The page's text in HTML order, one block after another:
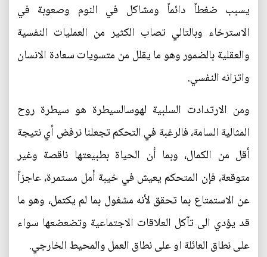
يسبب ضغطاً دائماً ومشاكل في النوم وصعوبة في
الاسترخاء وبالتالي تصاب الكثير من العمليات النفسية
والعقلية بالضمور وهو ما يقلل من متسويات سعادة الانسان
واتزانه النفسي.
ومن الارتدادت السلبية لهوسالسيطرة هو سيطرة روح
المثالية السامة، فالرغبة في التحكم تجعلنا نرفض أي نتيجة
أقل من الكمال، وبما أن الحياة بطبيعتها ناقصة وغير
متوقعة، فإن المتحكم يعيش في خيبة أمل مستمرة، عاجزاً
عن الاستمتاع بما تحقق لأنه مشغول بما لم يكتمل، وهو ما
قد يؤدي الى تآكل العلاقات الاجتماعية وتضعضعها سواء
على نطاق العائلة او على نطاق العمل والمحيط الخارجي.